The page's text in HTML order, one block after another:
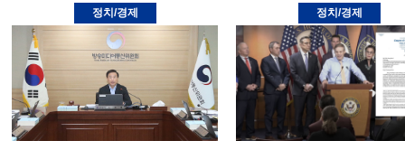
정치/경제 정치/경제